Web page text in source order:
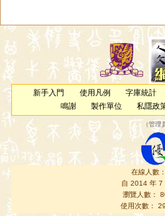
新手入門 使用凡例 字庫統計
鳴謝
製作單位 私隱政
（管理
在線人數
自 2014 年 7
瀏覽人數：
使用次數：